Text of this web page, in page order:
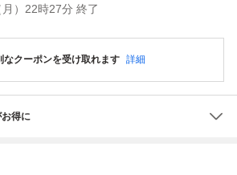
）22時27分 終了
なクーポンを受け取れます 詳細
得に